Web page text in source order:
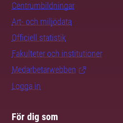
Centrumbildningar
Art- och miljödata
Officiell statistik
Fakulteter och institutioner
Medarbetarwebben
Logga in
För dig som